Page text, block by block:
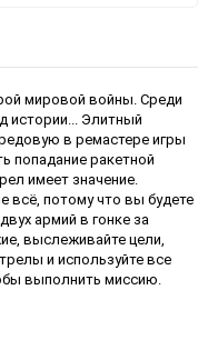
мировой войны. Среди
истории... Элитный
в ремастере игры
попадание ракетной
имеет значение.
всё, потому что вы будете
армий в гонке за
выслеживайте цели,
и используйте все
выполнить миссию.